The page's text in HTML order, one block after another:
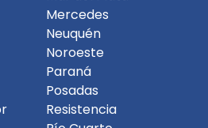
Mercedes
Neuquén
Noroeste
Paraná
Posadas
Resistencia